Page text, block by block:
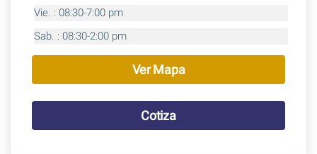
Vie. : 08:30-7:00 pm
Sab. : 08:30-2:00 pm
Ver Mapa
Cotiza